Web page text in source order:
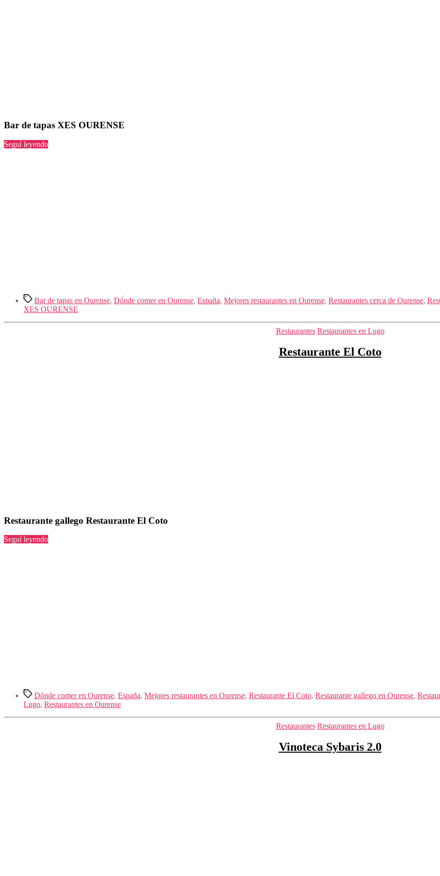
Bar de tapas XES OURENSE
Seguí leyendo“XES
Etiquetas
Bar de tapas en Ourense, Dónde comer en Ourense, España, Mejores restaurantes en Ourense, Restaurantes cerca de Ourense,
XES OURENSE
Categorías
Restaurantes Restaurantes en Lugo
Restaurante El Coto
Restaurante gallego Restaurante El Coto
Seguí leyendo“Restaurante
Etiquetas
Dónde comer en Ourense, España, Mejores restaurantes en Ourense, Restaurante El Coto, Restaurante gallego en Ourense,
Lugo, Restaurantes en Ourense
Categorías
Restaurantes Restaurantes en Lugo
Vinoteca Sybaris 2.0